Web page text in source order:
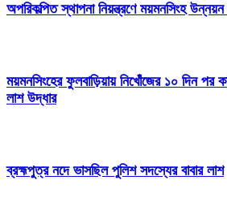
অপরিকল্পিত স্থাপনা নিয়ন্ত্রণে ময়মনসিংহ উন্নয়ন
ময়মনসিংহের ফুলবাড়িয়ায় নিখোঁজের ১০ দিন পর
লাশ উদ্ধার
ব্রহ্মপুত্র নদে ভাসছিল পুলিশ সদস্যের বাবার লাশ